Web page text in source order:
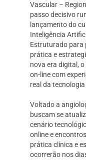
Vascular –
passo decisivo
lançamento do
Inteligência
Estruturado para
prática e
nova era digital,
on-line com
real da
Voltado a
buscam se
cenário
online e
prática clínica e
ocorrerão nos